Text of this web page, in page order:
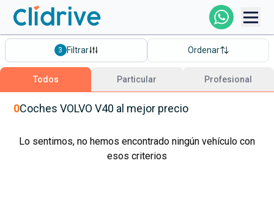
Comprar Coche
Todos Los Coches
Profesional
Particular
3 Filtrar Ordenar
Todos Particular Profesional
0Coches VOLVO V40 al mejor precio
Lo sentimos, no hemos encontrado ningún vehículo con
esos criterios